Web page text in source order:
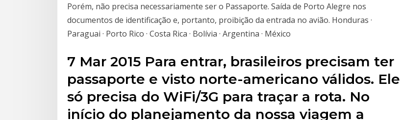
Porém, não precisa necessariamente ser o Passaporte. Saída de Porto Alegre nos
documentos de identificação e, portanto, proibição da entrada no avião. Honduras ·
Paraguai · Porto Rico · Costa Rica · Bolívia · Argentina · México
7 Mar 2015 Para entrar, brasileiros precisam ter
passaporte e visto norte-americano válidos. Ele
só precisa do WiFi/3G para traçar a rota. No
início do planejamento da nossa viagem a